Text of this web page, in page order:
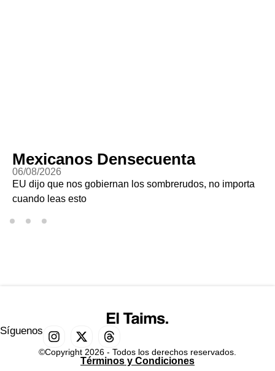
Mexicanos Densecuenta
06/08/2026
EU dijo que nos gobiernan los sombrerudos, no importa
cuando leas esto
Síguenos
©Copyright 2026 - Todos los derechos reservados.
Términos y Condiciones